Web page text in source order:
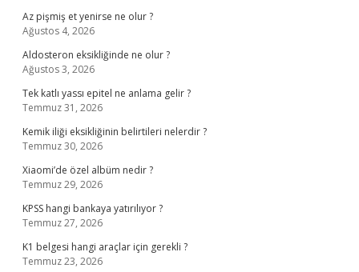
Az pişmiş et yenirse ne olur ?
Ağustos 4, 2026
Aldosteron eksikliğinde ne olur ?
Ağustos 3, 2026
Tek katlı yassı epitel ne anlama gelir ?
Temmuz 31, 2026
Kemik iliği eksikliğinin belirtileri nelerdir ?
Temmuz 30, 2026
Xiaomi’de özel albüm nedir ?
Temmuz 29, 2026
KPSS hangi bankaya yatırılıyor ?
Temmuz 27, 2026
K1 belgesi hangi araçlar için gerekli ?
Temmuz 23, 2026